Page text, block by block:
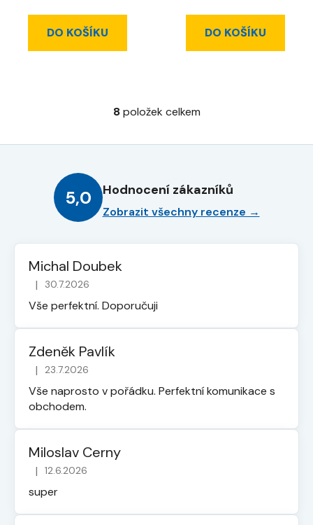
DO KOŠÍKU DO KOŠÍKU
O
l
a
c
p
y
ý
u
8položek celkem
5,0 Hodnocení zákazníků
Zobrazit všechny recenze →
Michal Doubek
Hodnocení obchodu je 5 z 5 hvězdiček.
| 30.7.2026
Vše perfektní. Doporučuji
Zdeněk Pavlík
Hodnocení obchodu je 5 z 5 hvězdiček.
| 23.7.2026
Vše naprosto v pořádku. Perfektní komunikace s
obchodem.
Miloslav Cerny
Hodnocení obchodu je 5 z 5 hvězdiček.
| 12.6.2026
super